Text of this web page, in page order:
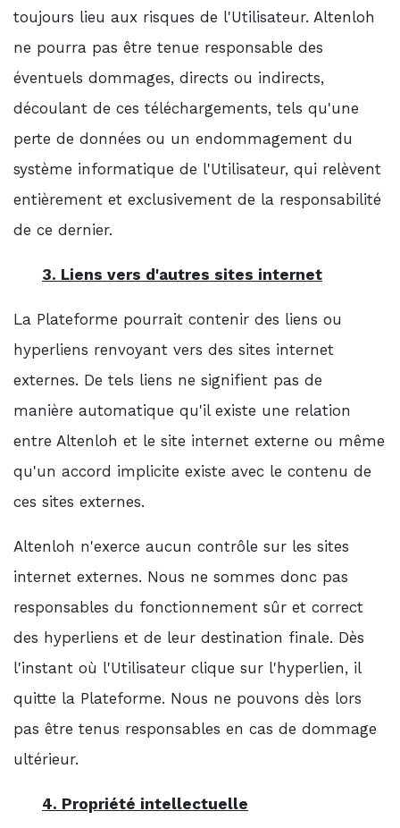
toujours lieu aux risques de l'Utilisateur. Altenloh
ne pourra pas être tenue responsable des
éventuels dommages, directs ou indirects,
découlant de ces téléchargements, tels qu'une
perte de données ou un endommagement du
système informatique de l'Utilisateur, qui relèvent
entièrement et exclusivement de la responsabilité
de ce dernier.
3. Liens vers d'autres sites internet
La Plateforme pourrait contenir des liens ou
hyperliens renvoyant vers des sites internet
externes. De tels liens ne signifient pas de
manière automatique qu'il existe une relation
entre Altenloh et le site internet externe ou même
qu'un accord implicite existe avec le contenu de
ces sites externes.
Altenloh n'exerce aucun contrôle sur les sites
internet externes. Nous ne sommes donc pas
responsables du fonctionnement sûr et correct
des hyperliens et de leur destination finale. Dès
l'instant où l'Utilisateur clique sur l'hyperlien, il
quitte la Plateforme. Nous ne pouvons dès lors
pas être tenus responsables en cas de dommage
ultérieur.
4. Propriété intellectuelle